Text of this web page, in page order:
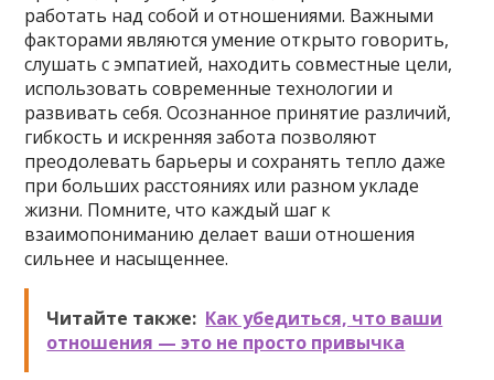
работать над собой и отношениями. Важными
факторами являются умение открыто говорить,
слушать с эмпатией, находить совместные цели,
использовать современные технологии и
развивать себя. Осознанное принятие различий,
гибкость и искренняя забота позволяют
преодолевать барьеры и сохранять тепло даже
при больших расстояниях или разном укладе
жизни. Помните, что каждый шаг к
взаимопониманию делает ваши отношения
сильнее и насыщеннее.
Читайте также: Как убедиться, что ваши
отношения — это не просто привычка